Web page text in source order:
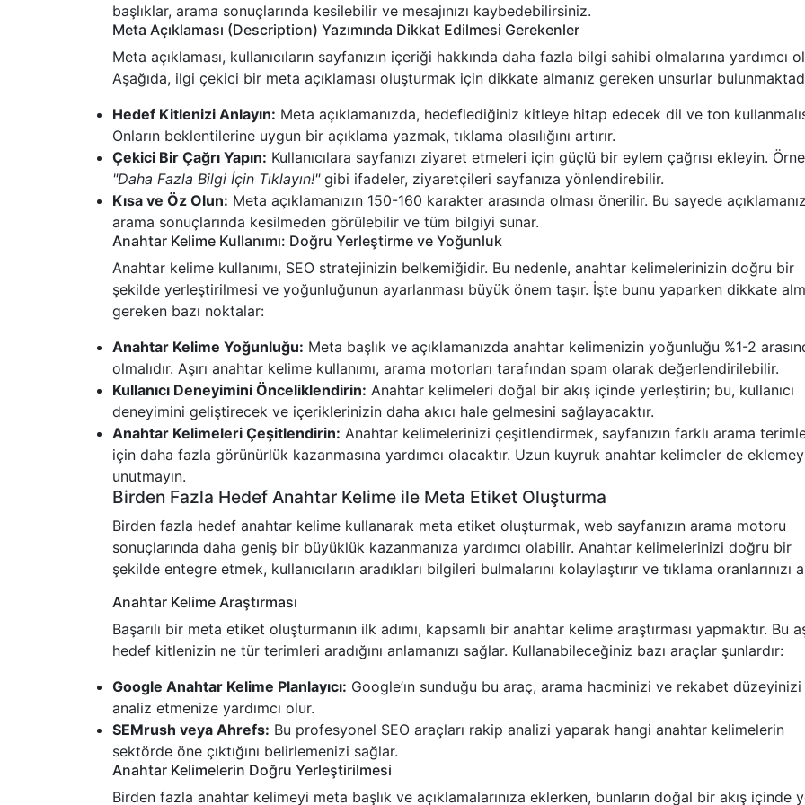
başlıklar, arama sonuçlarında kesilebilir ve mesajınızı kaybedebilirsiniz.
Meta Açıklaması (Description) Yazımında Dikkat Edilmesi Gerekenler
Meta açıklaması, kullanıcıların sayfanızın içeriği hakkında daha fazla bilgi sahibi olmalarına yardımcı
Aşağıda, ilgi çekici bir meta açıklaması oluşturmak için dikkate almanız gereken unsurlar
Hedef Kitlenizi Anlayın: Meta açıklamanızda, hedeflediğiniz kitleye hitap edecek dil ve ton
Onların beklentilerine uygun bir açıklama yazmak, tıklama olasılığını artırır.
Çekici Bir Çağrı Yapın: Kullanıcılara sayfanızı ziyaret etmeleri için güçlü bir eylem çağrısı ekleyin.
"Daha Fazla Bilgi İçin Tıklayın!"gibi ifadeler, ziyaretçileri sayfanıza yönlendirebilir.
Kısa ve Öz Olun: Meta açıklamanızın 150-160 karakter arasında olması önerilir. Bu sayede
arama sonuçlarında kesilmeden görülebilir ve tüm bilgiyi sunar.
Anahtar Kelime Kullanımı: Doğru Yerleştirme ve Yoğunluk
Anahtar kelime kullanımı, SEO stratejinizin belkemiğidir. Bu nedenle, anahtar kelimelerinizin doğru bir
şekilde yerleştirilmesi ve yoğunluğunun ayarlanması büyük önem taşır. İşte bunu yaparken dikkate
gereken bazı noktalar:
Anahtar Kelime Yoğunluğu: Meta başlık ve açıklamanızda anahtar kelimenizin yoğunluğu %1-2
olmalıdır. Aşırı anahtar kelime kullanımı, arama motorları tarafından spam olarak değerlendirilebilir.
Kullanıcı Deneyimini Önceliklendirin: Anahtar kelimeleri doğal bir akış içinde yerleştirin; bu, kullanıcı
deneyimini geliştirecek ve içeriklerinizin daha akıcı hale gelmesini sağlayacaktır.
Anahtar Kelimeleri Çeşitlendirin: Anahtar kelimelerinizi çeşitlendirmek, sayfanızın farklı arama
için daha fazla görünürlük kazanmasına yardımcı olacaktır. Uzun kuyruk anahtar kelimeler de
unutmayın.
Birden Fazla Hedef Anahtar Kelime ile Meta Etiket Oluşturma
Birden fazla hedef anahtar kelime kullanarak meta etiket oluşturmak, web sayfanızın arama motoru
sonuçlarında daha geniş bir büyüklük kazanmanıza yardımcı olabilir. Anahtar kelimelerinizi doğru bir
şekilde entegre etmek, kullanıcıların aradıkları bilgileri bulmalarını kolaylaştırır ve tıklama oranlarınızı
Anahtar Kelime Araştırması
Başarılı bir meta etiket oluşturmanın ilk adımı, kapsamlı bir anahtar kelime araştırması yapmaktır. Bu
hedef kitlenizin ne tür terimleri aradığını anlamanızı sağlar. Kullanabileceğiniz bazı araçlar şunlardır:
Google Anahtar Kelime Planlayıcı: Google’ın sunduğu bu araç, arama hacminizi ve rekabet düzeyinizi
analiz etmenize yardımcı olur.
SEMrush veya Ahrefs: Bu profesyonel SEO araçları rakip analizi yaparak hangi anahtar kelimelerin
sektörde öne çıktığını belirlemenizi sağlar.
Anahtar Kelimelerin Doğru Yerleştirilmesi
Birden fazla anahtar kelimeyi meta başlık ve açıklamalarınıza eklerken, bunların doğal bir akış içinde